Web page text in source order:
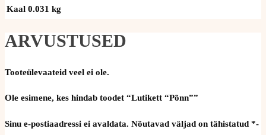
Kaal 0.031 kg
ARVUSTUSED
Tooteülevaateid veel ei ole.
Ole esimene, kes hindab toodet “Lutikett “Põnn””
Sinu e-postiaadressi ei avaldata. Nõutavad väljad on tähistatud *-